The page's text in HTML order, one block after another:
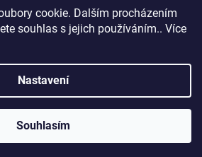
cookie. Dalším procházením
souhlas s jejich používáním.. Více
Nastavení
Souhlasím
2026 zoo-branik.cz - Všechna
Vytvořil Shoptet
Braník. Všechna práva vyhrazena.